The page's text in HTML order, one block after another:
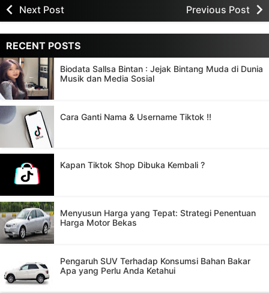
Next Post Previous Post
RECENT POSTS
Biodata Sallsa Bintan : Jejak Bintang Muda di Dunia
Musik dan Media Sosial
Cara Ganti Nama & Username Tiktok !!
Kapan Tiktok Shop Dibuka Kembali ?
Menyusun Harga yang Tepat: Strategi Penentuan
Harga Motor Bekas
Pengaruh SUV Terhadap Konsumsi Bahan Bakar
Apa yang Perlu Anda Ketahui